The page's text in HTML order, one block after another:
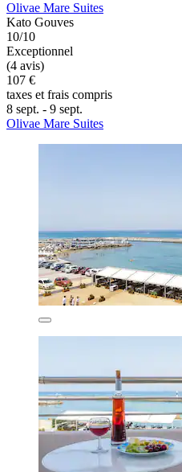
Olivae Mare Suites
Kato Gouves
10/10
Exceptionnel
(4 avis)
107 €
taxes et frais compris
8 sept. - 9 sept.
Olivae Mare Suites